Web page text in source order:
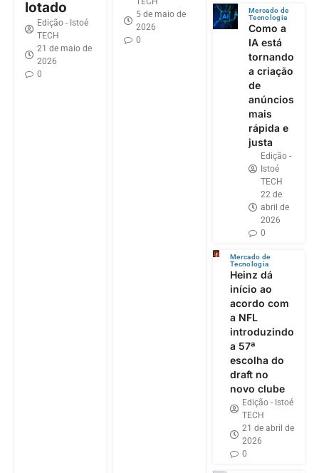
lotado
Edição - Istoé
TECH
21 de maio de
2026
0
5 de maio de
2026
0
Mercado de
Tecnologia
Como a
IA está
tornando
a criação
de
anúncios
mais
rápida e
justa
Edição -
Istoé
TECH
22 de
abril de
2026
0
Mercado de
Tecnologia
Heinz dá
início ao
acordo com
a NFL
introduzindo
a 57ª
escolha do
draft no
novo clube
Edição - Istoé
TECH
21 de abril de
2026
0